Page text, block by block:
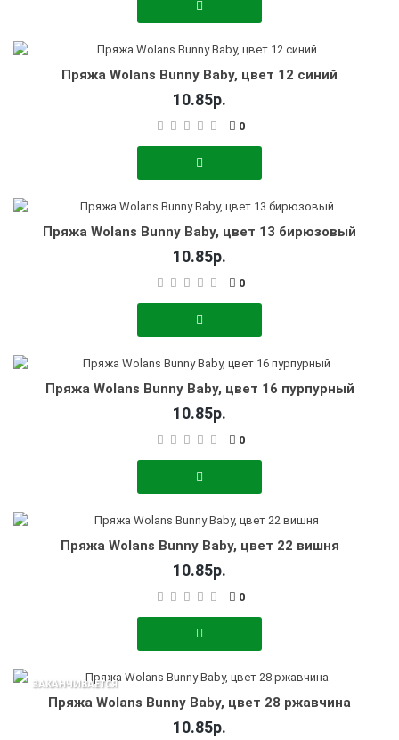
Пряжа Wolans Bunny Baby, цвет 12 синий
10.85р.
0
Пряжа Wolans Bunny Baby, цвет 13 бирюзовый
10.85р.
0
Пряжа Wolans Bunny Baby, цвет 16 пурпурный
10.85р.
0
Пряжа Wolans Bunny Baby, цвет 22 вишня
10.85р.
0
ЗАКАНЧИВАЕТСЯ
Пряжа Wolans Bunny Baby, цвет 28 ржавчина
10.85р.